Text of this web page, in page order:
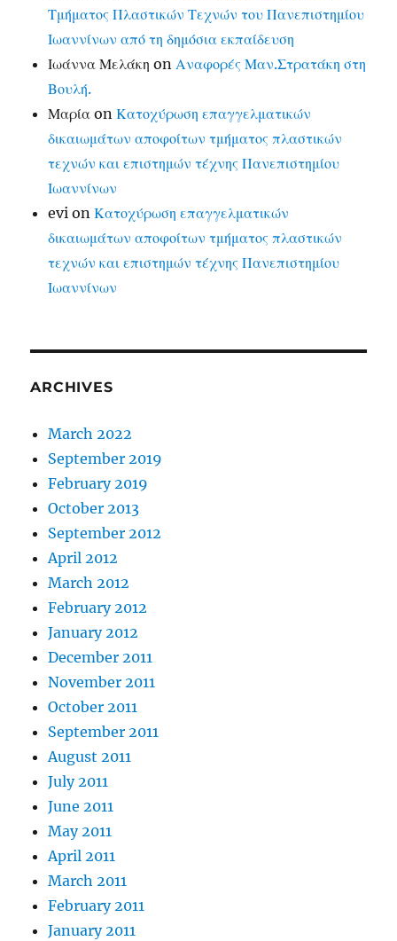
Τμήματος Πλαστικών Τεχνών του Πανεπιστημίου
Ιωαννίνων από τη δημόσια εκπαίδευση
Ιωάννα Μελάκη onΑναφορές Μαν.Στρατάκη στη
Βουλή.
Μαρία onΚατοχύρωση επαγγελματικών
δικαιωμάτων αποφοίτων τμήματος πλαστικών
τεχνών και επιστημών τέχνης Πανεπιστημίου
Ιωαννίνων
evi onΚατοχύρωση επαγγελματικών
δικαιωμάτων αποφοίτων τμήματος πλαστικών
τεχνών και επιστημών τέχνης Πανεπιστημίου
Ιωαννίνων
ARCHIVES
March 2022
September 2019
February 2019
October 2013
September 2012
April 2012
March 2012
February 2012
January 2012
December 2011
November 2011
October 2011
September 2011
August 2011
July 2011
June 2011
May 2011
April 2011
March 2011
February 2011
January 2011